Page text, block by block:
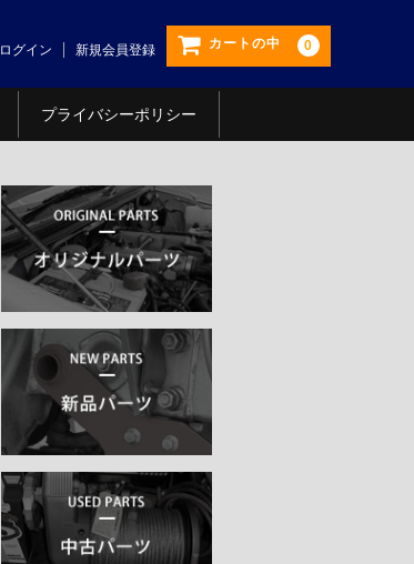
ログイン 新規会員登録 カートの中 0
プライバシーポリシー